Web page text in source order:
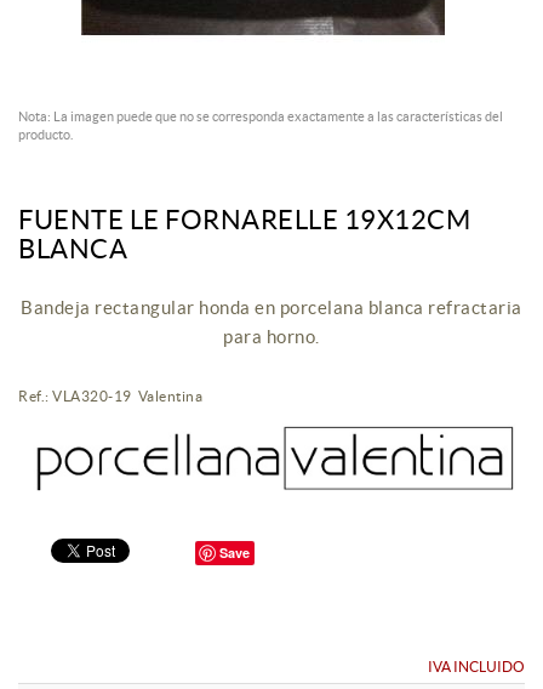
Nota: La imagen puede que no se corresponda exactamente a las características del
producto.
FUENTE LE FORNARELLE 19X12CM
BLANCA
Bandeja rectangular honda en porcelana blanca refractaria
para horno.
Ref.: VLA320-19 Valentina
Save
IVA INCLUIDO